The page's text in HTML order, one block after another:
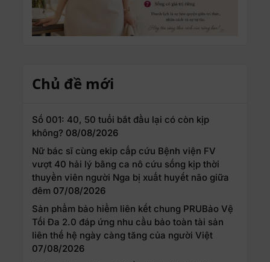
Chủ đề mới
Số 001: 40, 50 tuổi bắt đầu lại có còn kịp
không? 08/08/2026
Nữ bác sĩ cùng ekip cấp cứu Bệnh viện FV
vượt 40 hải lý bằng ca nô cứu sống kịp thời
thuyền viên người Nga bị xuất huyết não giữa
đêm 07/08/2026
Sản phẩm bảo hiểm liên kết chung PRUBảo Vệ
Tối Đa 2.0 đáp ứng nhu cầu bảo toàn tài sản
liên thế hệ ngày càng tăng của người Việt
07/08/2026